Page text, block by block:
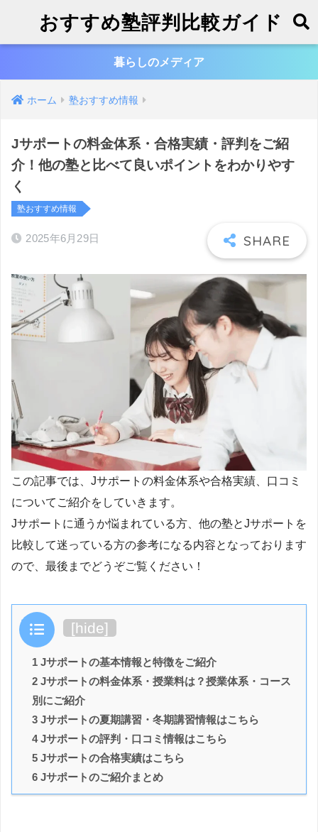
おすすめ塾評判比較ガイド
暮らしのメディア
ホーム 塾おすすめ情報
Jサポートの料金体系・合格実績・評判をご紹
介！他の塾と比べて良いポイントをわかりやす
く
塾おすすめ情報
2025年6月29日
この記事では、Jサポートの料金体系や合格実績、口コミ
についてご紹介をしていきます。
Jサポートに通うか悩まれている方、他の塾とJサポートを
比較して迷っている方の参考になる内容となっております
ので、最後までどうぞご覧ください！
目次 [hide]
1 Jサポートの基本情報と特徴をご紹介
2 Jサポートの料金体系・授業料は？授業体系・コース
別にご紹介
3 Jサポートの夏期講習・冬期講習情報はこちら
4 Jサポートの評判・口コミ情報はこちら
5 Jサポートの合格実績はこちら
6 Jサポートのご紹介まとめ